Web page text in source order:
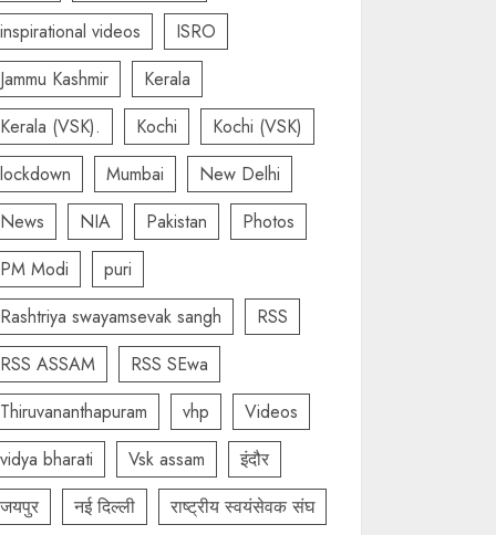
inspirational videos
ISRO
Jammu Kashmir
Kerala
Kerala (VSK).
Kochi
Kochi (VSK)
lockdown
Mumbai
New Delhi
News
NIA Pakistan
Photos
PM Modi
puri
Rashtriya swayamsevak sangh
RSS
RSS ASSAM
RSS SEwa
Thiruvananthapuram
vhp
Videos
vidya bharati
Vsk assam
इंदौर
जयपुर
नई दिल्ली
राष्ट्रीय स्वयंसेवक संघ